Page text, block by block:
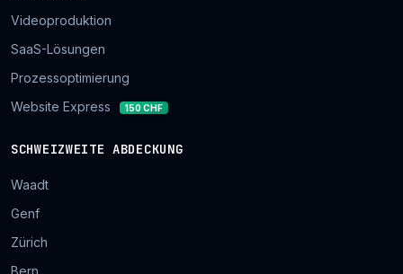
Videoproduktion
SaaS-Lösungen
Prozessoptimierung
Website Express
150 CHF
SCHWEIZWEITE ABDECKUNG
Waadt
Genf
Zürich
Bern